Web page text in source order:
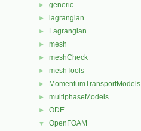
► generic
► lagrangian
► Lagrangian
► mesh
► meshCheck
► meshTools
► MomentumTransportModels
► multiphaseModels
► ODE
▼ OpenFOAM